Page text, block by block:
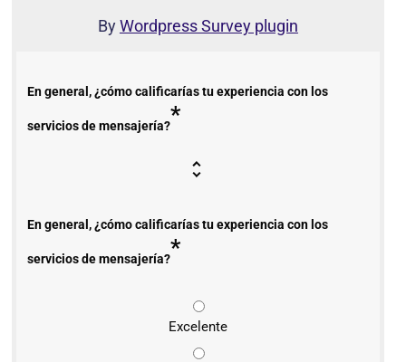
ByWordpress Survey plugin
En general, ¿cómo calificarías tu experiencia con los
servicios de mensajería?*
En general, ¿cómo calificarías tu experiencia con los
servicios de mensajería?*
Excelente